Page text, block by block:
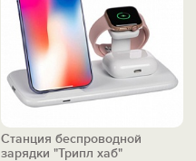
Станция беспроводной
зарядки "Трипл хаб"